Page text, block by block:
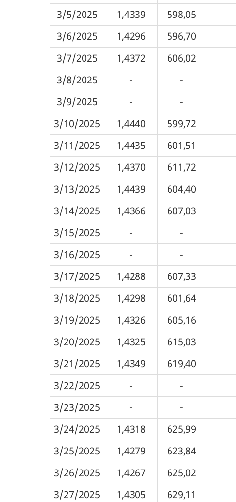
3/5/2025
1,4339 598,05
3/6/2025
1,4296 596,70
3/7/2025
1,4372 606,02
3/8/2025
- -
3/9/2025
- -
3/10/2025
1,4440 599,72
3/11/2025
1,4435 601,51
3/12/2025
1,4370 611,72
3/13/2025
1,4439 604,40
3/14/2025
1,4366 607,03
3/15/2025
- -
3/16/2025
- -
3/17/2025
1,4288 607,33
3/18/2025
1,4298 601,64
3/19/2025
1,4326 605,16
3/20/2025
1,4325 615,03
3/21/2025
1,4349 619,40
3/22/2025
- -
3/23/2025
- -
3/24/2025
1,4318 625,99
3/25/2025
1,4279 623,84
3/26/2025
1,4267 625,02
3/27/2025
1,4305 629,11